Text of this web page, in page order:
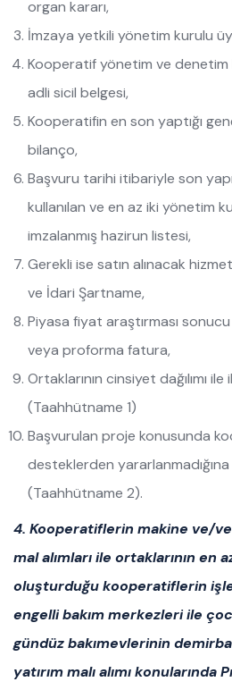
organ kararı,
İmzaya yetkili yönetim kurulu
Kooperatif yönetim ve denetim
adli sicil belgesi,
Kooperatifin en son yaptığı
bilanço,
Başvuru tarihi itibariyle son
kullanılan ve en az iki yönetim
imzalanmış hazirun listesi,
Gerekli ise satın alınacak
ve İdari Şartname,
Piyasa fiyat araştırması
veya proforma fatura,
Ortaklarının cinsiyet dağılımı
(Taahhütname 1)
Başvurulan proje konusunda
desteklerden
(Taahhütname 2).
4. Kooperatiflerin makine ve/
mal alımları ile ortaklarının en
oluşturduğu kooperatiflerin
engelli bakım merkezleri ile
gündüz bakımevlerinin
yatırım malı alımı konularında